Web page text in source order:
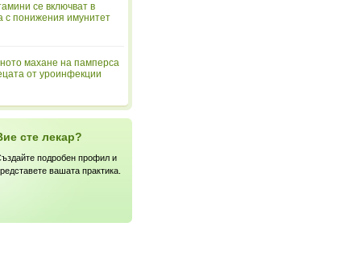
се включват в
с понижения имунитет
махане на памперса
от уроинфекции
сте лекар?
подробен профил и
вашата практика.